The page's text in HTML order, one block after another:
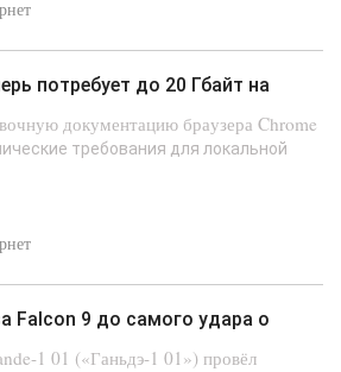
потребует до 20 Гбайт на
документацию браузера Chrome
требования для локальной
Falcon 9 до самого удара о
1 01 («Ганьдэ-1 01») провёл